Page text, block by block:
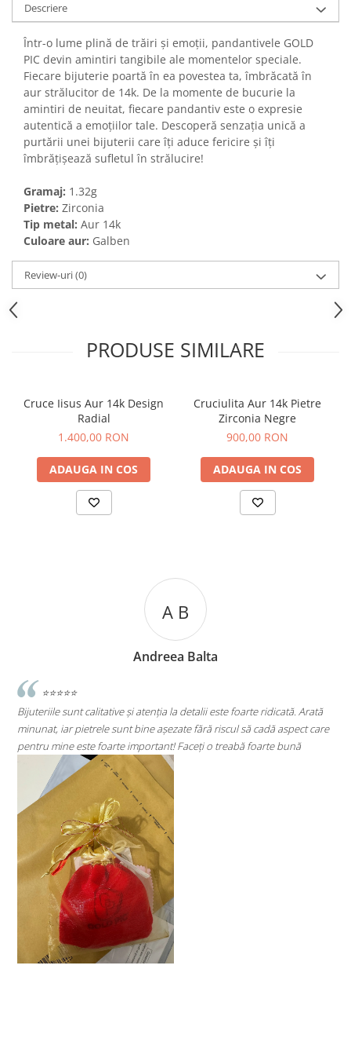
Descriere
Într-o lume plină de trăiri și emoții, pandantivele GOLD
PIC devin amintiri tangibile ale momentelor speciale.
Fiecare bijuterie poartă în ea povestea ta, îmbrăcată în
aur strălucitor de 14k. De la momente de bucurie la
amintiri de neuitat, fiecare pandantiv este o expresie
autentică a emoțiilor tale. Descoperă senzația unică a
purtării unei bijuterii care îți aduce fericire și îți
îmbrățișează sufletul în strălucire!
Gramaj: 1.32g
Pietre: Zirconia
Tip metal: Aur 14k
Culoare aur: Galben
Review-uri(0)
PRODUSE SIMILARE
Cruce Iisus Aur 14k Design
Radial
1.400,00 RON
ADAUGA IN COS
Cruciulita Aur 14k Pietre
Zirconia Negre
900,00 RON
ADAUGA IN COS
este foarte ridicată. Arată
riscul să cadă aspect care
o treabă foarte bună
⭐⭐⭐⭐⭐
Super mulțumită!! Sunt superbi cerceii!!!